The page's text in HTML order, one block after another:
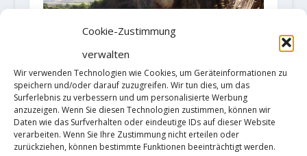
Cookie-Zustimmung
verwalten
Wir verwenden Technologien wie Cookies, um Geräteinformationen zu
speichern und/oder darauf zuzugreifen. Wir tun dies, um das
Surferlebnis zu verbessern und um personalisierte Werbung
anzuzeigen. Wenn Sie diesen Technologien zustimmen, können wir
Daten wie das Surfverhalten oder eindeutige IDs auf dieser Website
verarbeiten. Wenn Sie Ihre Zustimmung nicht erteilen oder
zurückziehen, können bestimmte Funktionen beeinträchtigt werden.
Neues aus den Klettergebieten:
Klettergebiet Holzberg –Das
Ende?
23. April 2020